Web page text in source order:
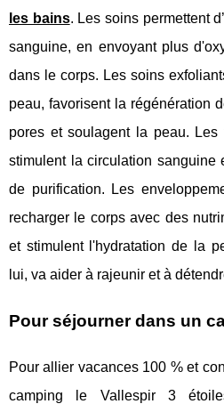
les bains. Les soins permettent
sanguine, en envoyant plus
dans le corps. Les soins
peau, favorisent la régénération
pores et soulagent la peau. Les
stimulent la circulation sanguine
de purification. Les
recharger le corps avec des
et stimulent l'hydratation de la
lui, va aider à rajeunir et à
Pour séjourner dans un
Pour allier vacances 100 % et
camping le Vallespir 3